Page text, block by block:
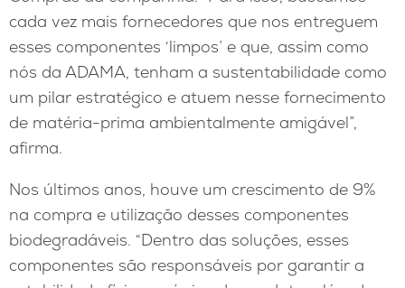
cada vez mais fornecedores que nos entreguem
esses componentes ‘limpos’ e que, assim como
nós da ADAMA, tenham a sustentabilidade como
um pilar estratégico e atuem nesse fornecimento
de matéria-prima ambientalmente amigável”,
afirma.
Nos últimos anos, houve um crescimento de 9%
na compra e utilização desses componentes
biodegradáveis. “Dentro das soluções, esses
componentes são responsáveis por garantir a